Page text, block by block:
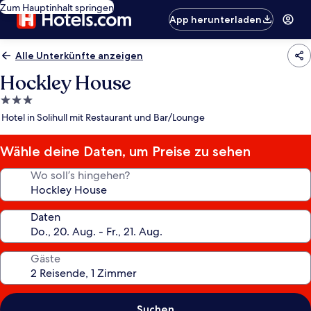
Zum Hauptinhalt springen
App herunterladen
Alle Unterkünfte anzeigen
Hockley House
3.0-
Sterne-
Hotel in Solihull mit Restaurant und Bar/Lounge
Wähle deine Daten, um Preise zu sehen
Wo soll’s hingehen?
Daten
Gäste